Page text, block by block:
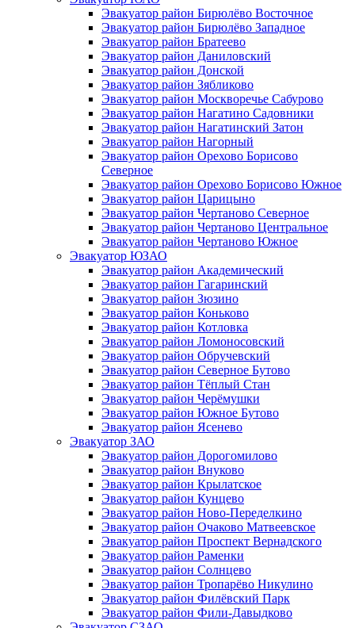
Эвакуатор район Бирюлёво Восточное
Эвакуатор район Бирюлёво Западное
Эвакуатор район Братеево
Эвакуатор район Даниловский
Эвакуатор район Донской
Эвакуатор район Зябликово
Эвакуатор район Москворечье Сабурово
Эвакуатор район Нагатино Cадовники
Эвакуатор район Нагатинский Затон
Эвакуатор район Нагорный
Эвакуатор район Орехово Борисово
Северное
Эвакуатор район Орехово Борисово Южное
Эвакуатор район Царицыно
Эвакуатор район Чертаново Северное
Эвакуатор район Чертаново Центральное
Эвакуатор район Чертаново Южное
Эвакуатор ЮЗАО
Эвакуатор район Академический
Эвакуатор район Гагаринский
Эвакуатор район Зюзино
Эвакуатор район Коньково
Эвакуатор район Котловка
Эвакуатор район Ломоносовский
Эвакуатор район Обручевский
Эвакуатор район Северное Бутово
Эвакуатор район Тёплый Стан
Эвакуатор район Черёмушки
Эвакуатор район Южное Бутово
Эвакуатор район Ясенево
Эвакуатор ЗАО
Эвакуатор район Дорогомилово
Эвакуатор район Внуково
Эвакуатор район Крылатское
Эвакуатор район Кунцево
Эвакуатор район Ново-Переделкино
Эвакуатор район Очаково Матвеевское
Эвакуатор район Проспект Вернадского
Эвакуатор район Раменки
Эвакуатор район Солнцево
Эвакуатор район Тропарёво Никулино
Эвакуатор район Филёвский Парк
Эвакуатор район Фили-Давыдково